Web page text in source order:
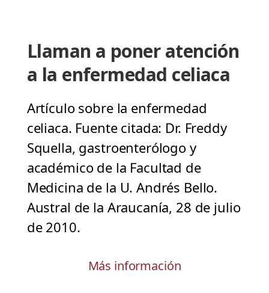
Llaman a poner atención
a la enfermedad celiaca
Artículo sobre la enfermedad
celiaca. Fuente citada: Dr. Freddy
Squella, gastroenterólogo y
académico de la Facultad de
Medicina de la U. Andrés Bello.
Austral de la Araucanía, 28 de julio
de 2010.
Más información